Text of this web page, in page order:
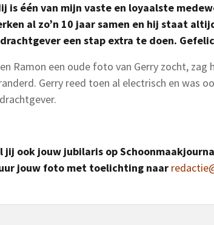
is één van mijn vaste en loyaalste
al zo’n 10 jaar samen en hij staat
een stap extra te doen.
Ramon een oude foto van Gerry zocht, zag
Gerry reed toen al electrisch en was
jij ook jouw jubilaris op
jouw foto met toelichting naar